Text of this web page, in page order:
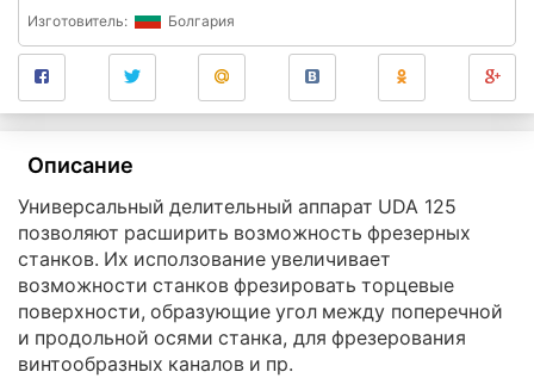
Изготовитель:
Болгария
Описание
Универсальный делительный аппарат UDA 125
позволяют расширить возможность фрезерных
станков. Их исползование увеличивает
возможности станков фрезировать торцевые
поверхности, образующие угол между поперечной
и продольной осями станка, для фрезерования
винтообразных каналов и пр.